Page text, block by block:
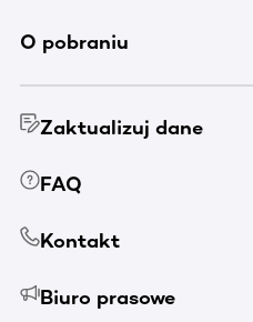
O pobraniu
Zaktualizuj dane
FAQ
Kontakt
Biuro prasowe